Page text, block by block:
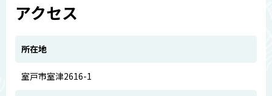
アクセス
所在地
室戸市室津2616-1